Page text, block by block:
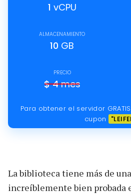
1 vCPU
ALMACENAMIENTO
10 GB
PRECIO
$ 4 mes
Para obtener el servidor
cupon
La biblioteca tiene más de
increíblemente bien probada